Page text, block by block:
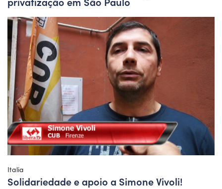
Italia
Solidariedade e apoio a Simone Vivoli!